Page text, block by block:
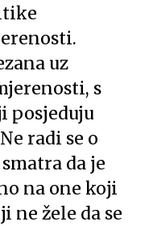
uz
s
posjeduju
radi se o
da je
na one koji
ne žele da se